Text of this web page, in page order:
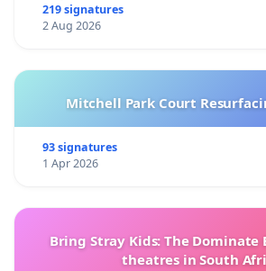
219 signatures
2 Aug 2026
Mitchell Park Court
93 signatures
1 Apr 2026
Bring Stray Kids: The Dominate
theatres in South